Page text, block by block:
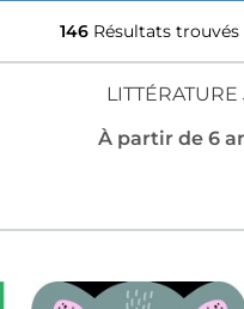
146 Résultats trouvés
À partir de 6